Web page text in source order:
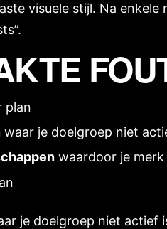
visuele stijl. Na
plan
waar je doelgroep niet
waardoor je
je doelgroep niet actief